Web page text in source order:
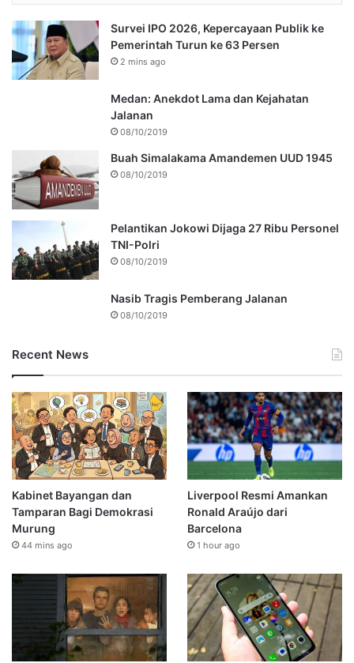
Survei IPO 2026, Kepercayaan Publik ke
Pemerintah Turun ke 63 Persen
2 mins ago
Medan: Anekdot Lama dan Kejahatan
Jalanan
08/10/2019
Buah Simalakama Amandemen UUD 1945
08/10/2019
Pelantikan Jokowi Dijaga 27 Ribu Personel
TNI-Polri
08/10/2019
Nasib Tragis Pemberang Jalanan
08/10/2019
Recent News
Kabinet Bayangan dan
Tamparan Bagi Demokrasi
Murung
44 mins ago
Liverpool Resmi Amankan
Ronald Araújo dari
Barcelona
1 hour ago